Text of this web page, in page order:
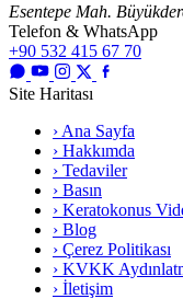
Esentepe Mah.
Telefon & WhatsApp
+90 532 415 67 70
Site Haritası
› Ana Sayfa
› Hakkımda
› Tedaviler
› Basın
› Keratokonus
› Blog
› Çerez Politikası
› KVKK
› İletişim